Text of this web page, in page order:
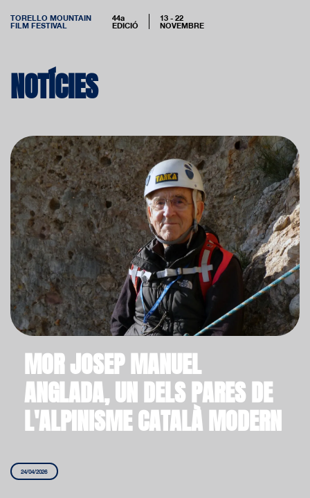
TORELLO MOUNTAIN
FILM FESTIVAL
44a
EDICIÓ
13 - 22
NOVEMBRE
NOTÍCIES
MOR JOSEP MANUEL
ANGLADA, UN DELS PARES DE
L'ALPINISME CATALÀ MODERN
24/04/2026